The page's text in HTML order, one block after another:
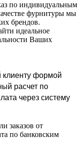
по индивидуальным
фурнитуры мы
брендов.
идеальное
Ваших
формой
расчет по
через систему
заказов от
по банковским